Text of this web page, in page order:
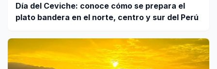
Día del Ceviche: conoce cómo se prepara el
plato bandera en el norte, centro y sur del Perú